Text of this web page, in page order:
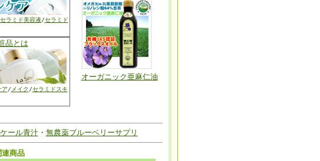
セラミド美容液/セラミド
品とは
ア/メイク/セラミドスキ
オーガニック亜麻仁油
ール青汁・ 無農薬ブルーベリーサプリ
商品